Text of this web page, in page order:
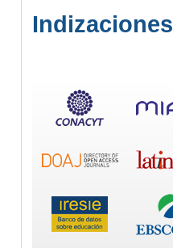
Indizaciones